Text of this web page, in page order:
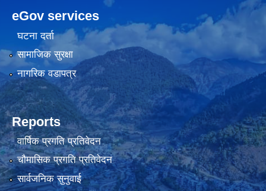
eGov services
घटना दर्ता
सामाजिक सुरक्षा
नागरिक वडापत्र
Reports
वार्षिक प्रगति प्रतिवेदन
चौमासिक प्रगति प्रतिवेदन
सार्वजनिक सुनुवाई